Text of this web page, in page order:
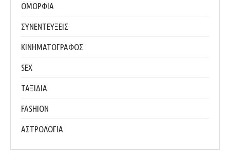
ΟΜΟΡΦΙΑ
ΣΥΝΕΝΤΕΥΞΕΙΣ
ΚΙΝΗΜΑΤΟΓΡΑΦΟΣ
SEX
ΤΑΞΙΔΙΑ
FASHION
ΑΣΤΡΟΛΟΓΙΑ